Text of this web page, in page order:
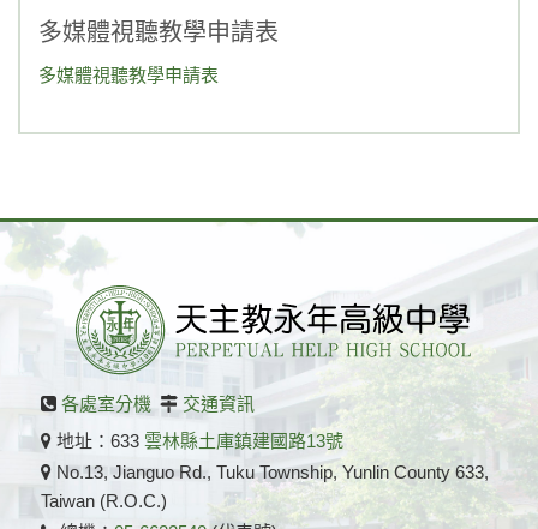
多媒體視聽教學申請表
多媒體視聽教學申請表
各處室分機
交通資訊
地址：633 雲林縣土庫鎮建國路13號
No.13, Jianguo Rd., Tuku Township, Yunlin County 633,
Taiwan (R.O.C.)